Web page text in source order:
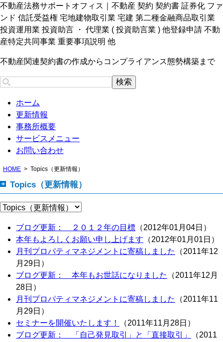
不動産法務サポートオフィス｜不動産 契約 契約書 証券化 ファ
ンド 信託受益権 宅地建物取引業 宅建 第二種金融商品取引業
投資運用業 投資助言 ・ 代理業 ( 投資助言業 ) 他登録申請 不動
産特定共同事業 重要事項説明 他
不動産関連契約書の作成からコンプライアンス態勢構築まで
ホーム
更新情報
事務所概要
サービスメニュー
お問い合わせ
HOME Topics（更新情報）
Topics（更新情報）
ブログ更新： ２０１２年の目標 （2012年01月04日）
本年もよろしくお願い申し上げます （2012年01月01日）
月刊プロパティマネジメントに寄稿しました
（2011年12
月29日）
ブログ更新： 本年もお世話になりました
（2011年12月
28日）
月刊プロパティマネジメントに寄稿しました
（2011年11
月29日）
セミナーを開催いたします！
（2011年11月28日）
ブログ更新： 「自己発見取引」と「直接取引」
（2011